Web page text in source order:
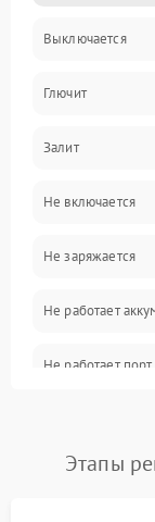
Механические
Матрица и
Питание и
Проблемы с
Объективы
Программные
Выключается
Глючит
Залит
Не включается
Не заряжается
Не работает
Не работает порт
Этапы